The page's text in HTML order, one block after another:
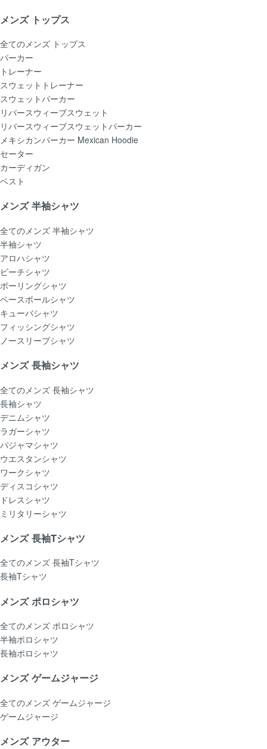
メンズ トップス
全てのメンズ トップス
パーカー
トレーナー
スウェットトレーナー
スウェットパーカー
リバースウィーブスウェット
リバースウィーブスウェットパーカー
メキシカンパーカー Mexican Hoodie
セーター
カーディガン
ベスト
メンズ 半袖シャツ
全てのメンズ 半袖シャツ
半袖シャツ
アロハシャツ
ビーチシャツ
ボーリングシャツ
ベースボールシャツ
キューバシャツ
フィッシングシャツ
ノースリーブシャツ
メンズ 長袖シャツ
全てのメンズ 長袖シャツ
長袖シャツ
デニムシャツ
ラガーシャツ
パジャマシャツ
ウエスタンシャツ
ワークシャツ
ディスコシャツ
ドレスシャツ
ミリタリーシャツ
メンズ 長袖Tシャツ
全てのメンズ 長袖Tシャツ
長袖Tシャツ
メンズ ポロシャツ
全てのメンズ ポロシャツ
半袖ポロシャツ
長袖ポロシャツ
メンズ ゲームジャージ
全てのメンズ ゲームジャージ
ゲームジャージ
メンズ アウター